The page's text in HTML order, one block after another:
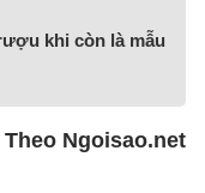
khi còn là mẫu
Theo Ngoisao.net